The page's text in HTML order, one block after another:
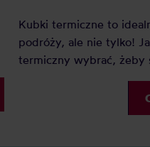
Kubki termiczne to
podróży, ale nie tylko!
termiczny wybrać, żeby
wszystkie Twoje
Sprawdź nasz mini-
kubkach termicznych.